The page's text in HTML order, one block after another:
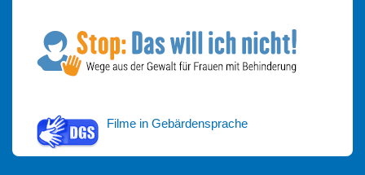
Filme in Gebärdensprache